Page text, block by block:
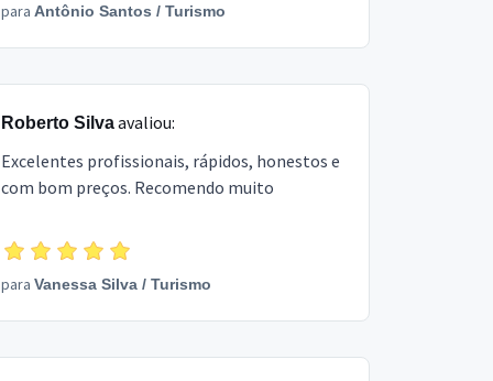
para Antônio Santos / Turismo
Roberto Silvaavaliou:
Excelentes profissionais, rápidos, honestos e
com bom preços. Recomendo muito
para Vanessa Silva / Turismo